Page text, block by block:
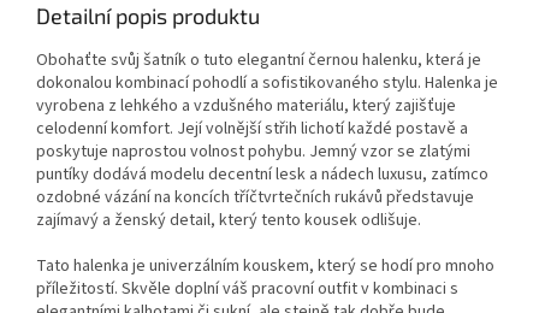
Detailní popis produktu
Obohaťte svůj šatník o tuto elegantní černou halenku, která je
dokonalou kombinací pohodlí a sofistikovaného stylu. Halenka je
vyrobena z lehkého a vzdušného materiálu, který zajišťuje
celodenní komfort. Její volnější střih lichotí každé postavě a
poskytuje naprostou volnost pohybu. Jemný vzor se zlatými
puntíky dodává modelu decentní lesk a nádech luxusu, zatímco
ozdobné vázání na koncích tříčtvrtečních rukávů představuje
zajímavý a ženský detail, který tento kousek odlišuje.
Tato halenka je univerzálním kouskem, který se hodí pro mnoho
příležitostí. Skvěle doplní váš pracovní outfit v kombinaci s